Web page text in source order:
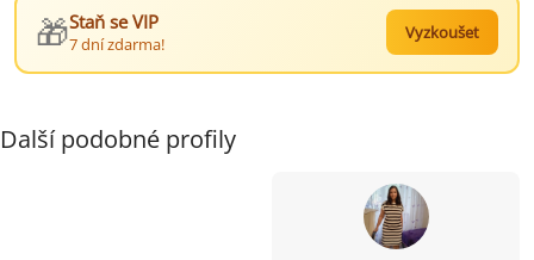
🎁Staň se VIP
7 dní zdarma!
Vyzkoušet
Další podobné profily